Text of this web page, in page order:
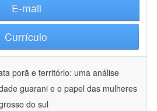
E-mail
Currículo
porã e território: uma análise
guarani e o papel das mulheres
do sul